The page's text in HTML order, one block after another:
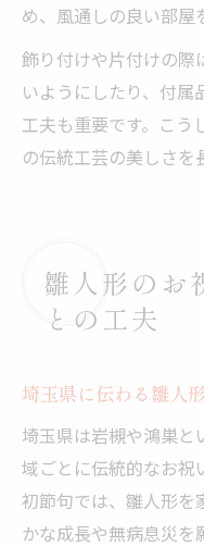
め、風通しの良い部屋
飾り付けや片付けの際
いようにしたり、付
工夫も重要です。こう
の伝統工芸の美しさを
雛人形のお
との工夫
埼玉県に伝わる雛人
埼玉県は岩槻や鴻巣と
域ごとに伝統的なお祝
初節句では、雛人形を
かな成長や無病息災を